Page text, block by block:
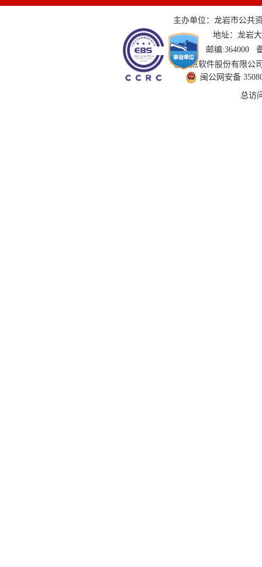
主办单位：龙岩市公共
地址：龙岩
邮编:364000
技术支持：国泰新点软件股份有限
闽公网安备
总访